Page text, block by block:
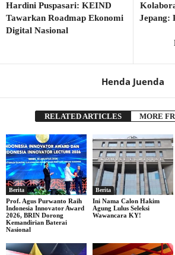
Hardini Puspasari: KEIND
Tawarkan Roadmap Ekonomi
Digital Nasional
Jepang:
Henda Juenda
RELATED ARTICLES MORE
Berita
Prof. Agus Purwanto Raih
Indonesia Innovator Award
2026, BRIN Dorong
Kemandirian Baterai
Nasional
Berita
Ini Nama Calon Hakim
Agung Lulus Seleksi
Wawancara KY!